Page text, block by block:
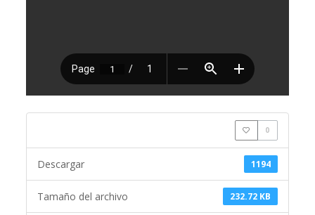
0
1194
Descargar
232.72 KB
Tamaño del archivo